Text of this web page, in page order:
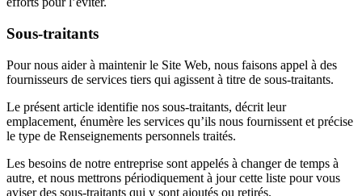
Sous-traitants
Pour nous aider à maintenir le Site Web, nous faisons appel à des
fournisseurs de services tiers qui agissent à titre de sous-traitants.
Le présent article identifie nos sous-traitants, décrit leur
emplacement, énumère les services qu’ils nous fournissent et précise
le type de Renseignements personnels traités.
Les besoins de notre entreprise sont appelés à changer de temps à
autre, et nous mettrons périodiquement à jour cette liste pour vous
aviser des sous-traitants qui y sont ajoutés ou retirés.